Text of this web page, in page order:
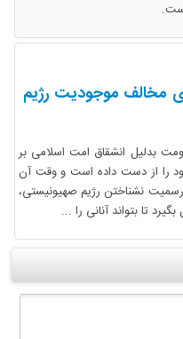
مخالف موجودیت رژیم
بدلیل انشقاق امت اسلامی بر
را از دست داده است و وقت آن
رسمیت نشناختن رژیم صهیونیستی،
تا بتواند آنانی را ...